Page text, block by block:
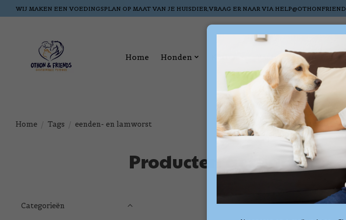
WIJ MAKEN EEN VOEDINGSPLAN OP MAAT VAN JE HUISDIER,VRAAG ER NAAR VIA
Home Honden Nieuw
Home Tags eenden- en lamworst
Producten getagd met
Categorieën